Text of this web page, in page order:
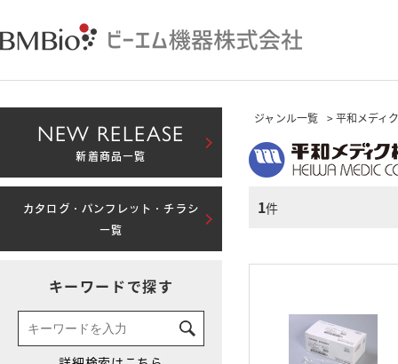
ジャンル一覧 > 平和メディク
1件
NEW RELEASE
新着商品一覧
カタログ・パンフレット・チラシ
一覧
キーワードで探す